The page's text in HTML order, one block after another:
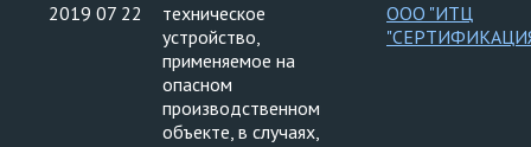
2019 07 22
техническое
устройство,
применяемое на
опасном
производственном
объекте, в случаях,
ООО "ИТЦ